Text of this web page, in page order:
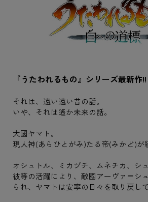
『うたわれるもの』シリーズ最新作!!
それは、遠い遠い昔の話。
いや、それは遙か未来の話。
大國ヤマト。
現人神(あらひとがみ)たる帝(みかど)が
オシュトル、ミカヅチ、ムネチカ、
彼等の活躍により、敵國アーヴァ＝シ
られ、ヤマトは安寧の日々を取り戻して